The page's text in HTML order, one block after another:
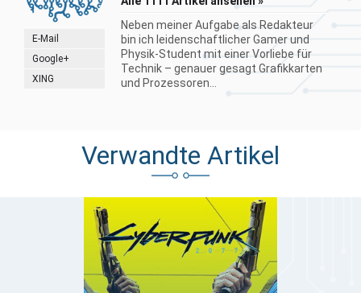
E-Mail
Google+
XING
Neben meiner Aufgabe als Redakteur
bin ich leidenschaftlicher Gamer und
Physik-Student mit einer Vorliebe für
Technik – genauer gesagt Grafikkarten
und Prozessoren...
Verwandte Artikel